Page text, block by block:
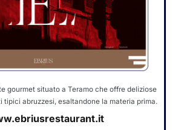
gourmet situato a Teramo che offre deliziose
tipici abruzzesi, esaltandone la materia prima.